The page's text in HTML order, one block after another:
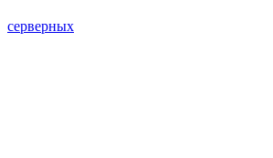
серверных